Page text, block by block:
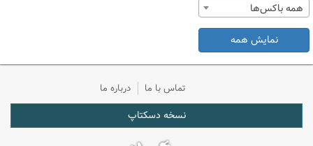
همه باکس‌ها
نمایش همه
تماس با ما درباره ما
نسخه دسکتاپ